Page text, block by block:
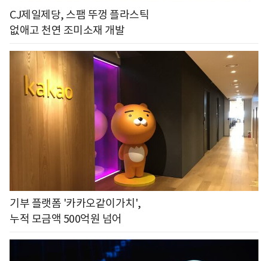
CJ제일제당, 스팸 뚜껑 플라스틱
없애고 천연 조미소재 개발
기부 플랫폼 '카카오같이가치',
누적 모금액 500억원 넘어